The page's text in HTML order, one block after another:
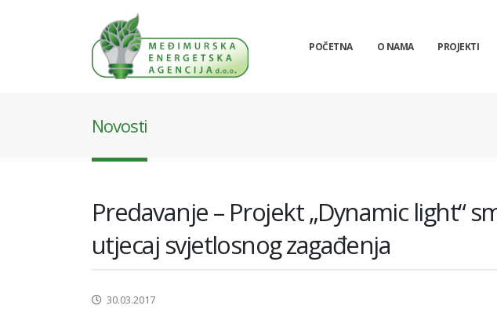
POČETNA O NAMA PROJEKTI
Novosti
Predavanje – Projekt „Dynamic light“
utjecaj svjetlosnog zagađenja
30.03.2017